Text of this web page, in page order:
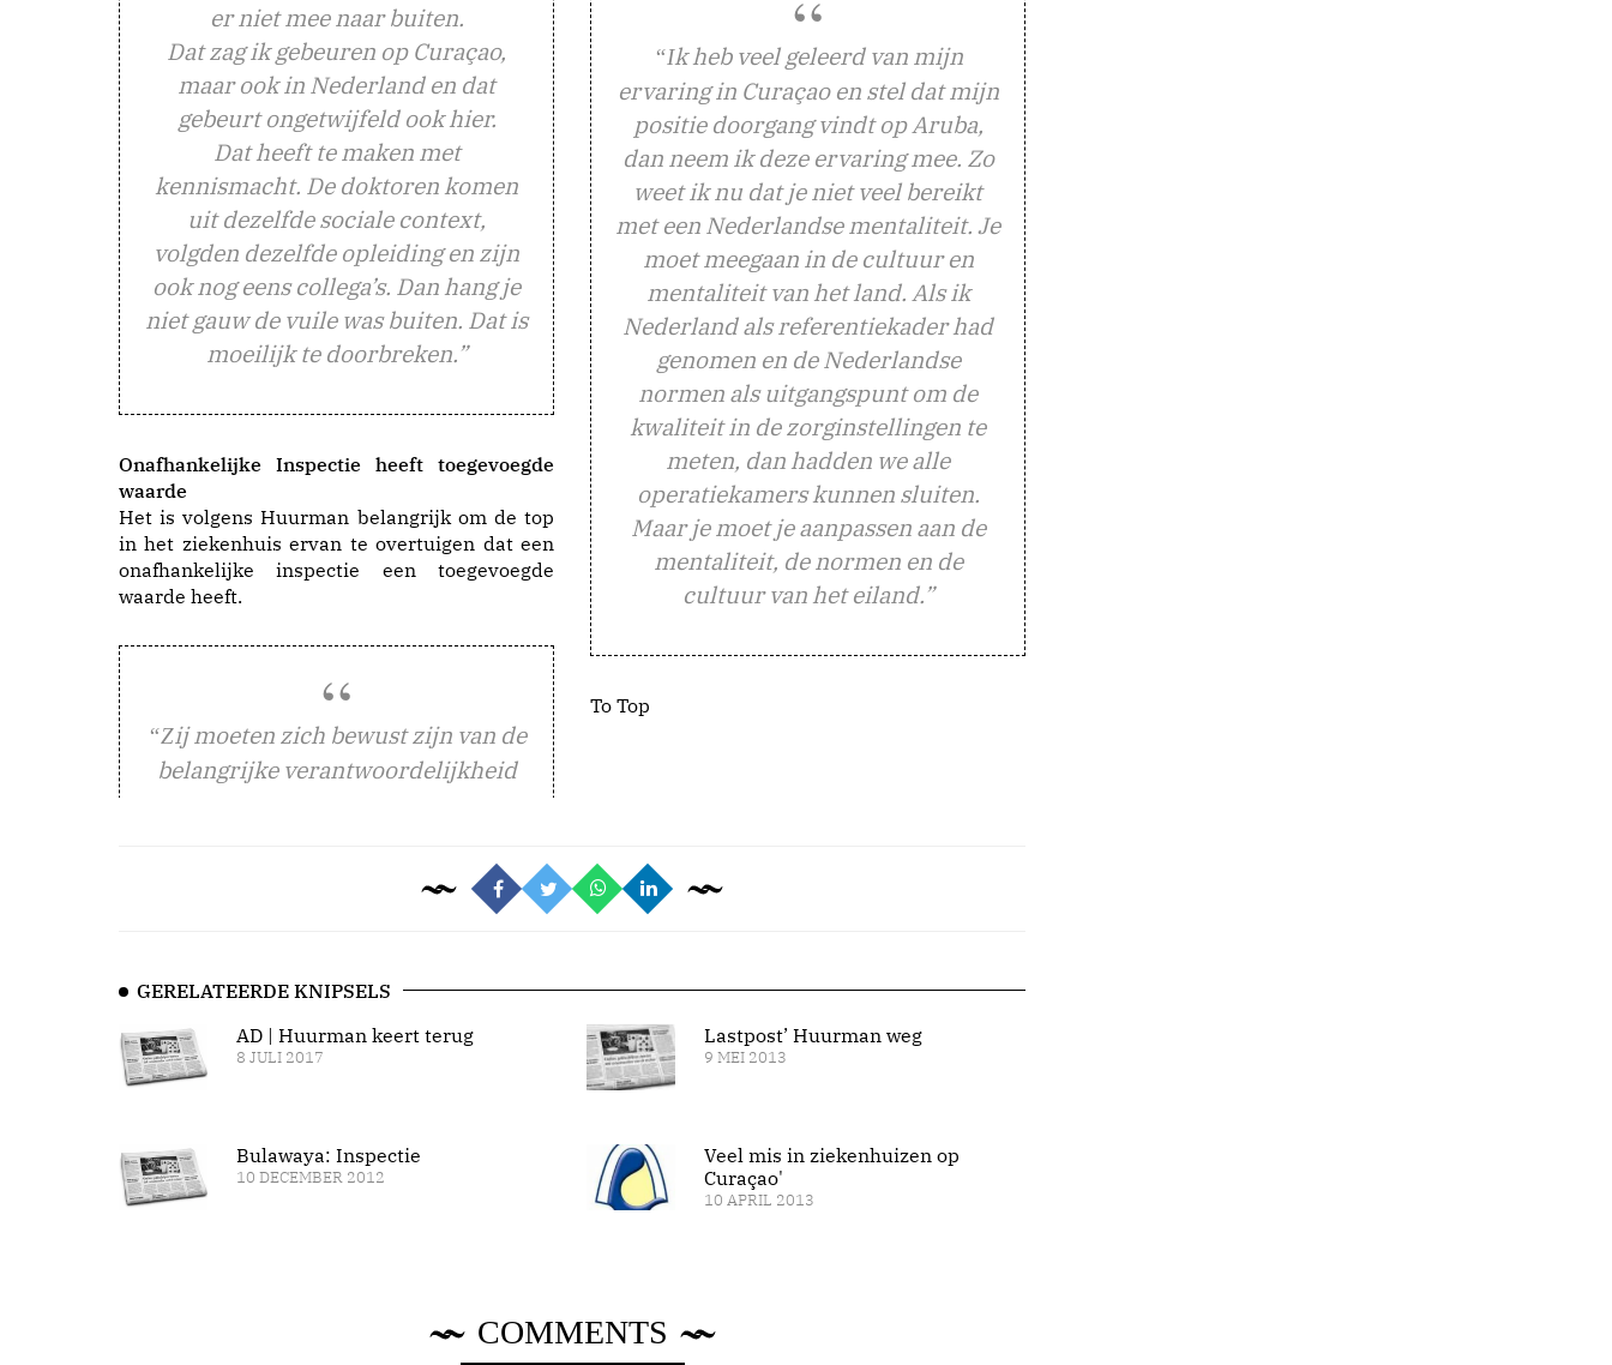
er niet mee naar buiten.
Dat zag ik gebeuren op Curaçao,
maar ook in Nederland en dat
gebeurt ongetwijfeld ook hier.
Dat heeft te maken met
kennismacht. De doktoren komen
uit dezelfde sociale context,
volgden dezelfde opleiding en zijn
ook nog eens collega’s. Dan hang je
niet gauw de vuile was buiten. Dat is
moeilijk te doorbreken.”
Onafhankelijke Inspectie heeft toegevoegde
waarde
Het is volgens Huurman belangrijk om de top
in het ziekenhuis ervan te overtuigen dat een
onafhankelijke inspectie een toegevoegde
waarde heeft.
“Zij moeten zich bewust zijn van de
belangrijke verantwoordelijkheid
“Ik heb veel geleerd van mijn
ervaring in Curaçao en stel dat mijn
positie doorgang vindt op Aruba,
dan neem ik deze ervaring mee. Zo
weet ik nu dat je niet veel bereikt
met een Nederlandse mentaliteit. Je
moet meegaan in de cultuur en
mentaliteit van het land. Als ik
Nederland als referentiekader had
genomen en de Nederlandse
normen als uitgangspunt om de
kwaliteit in de zorginstellingen te
meten, dan hadden we alle
operatiekamers kunnen sluiten.
Maar je moet je aanpassen aan de
mentaliteit, de normen en de
cultuur van het eiland.”
To Top
GERELATEERDE KNIPSELS
AD | Huurman keert terug
8 JULI 2017
Bulawaya: Inspectie
10 DECEMBER 2012
Lastpost’ Huurman weg
9 MEI 2013
Veel mis in ziekenhuizen op
Curaçao'
10 APRIL 2013
COMMENTS